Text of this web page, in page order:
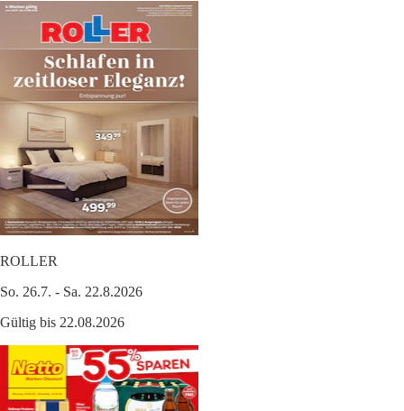
ROLLER
So. 26.7. - Sa. 22.8.2026
Gültig bis 22.08.2026